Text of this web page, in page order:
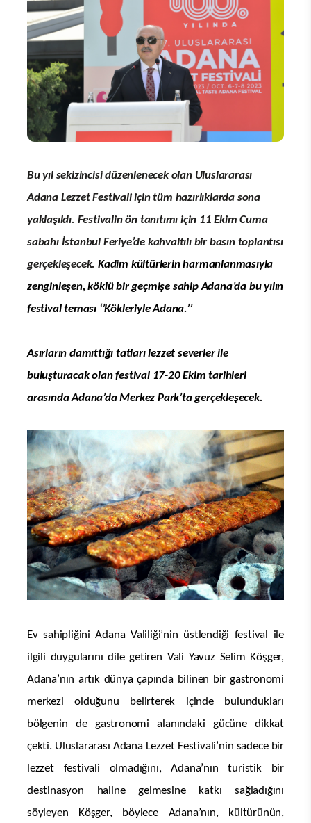
Bu yıl sekizincisi düzenlenecek olan Uluslararası
Adana Lezzet Festivali için tüm hazırlıklarda sona
yaklaşıldı. Festivalin ön tanıtımı için 11 Ekim Cuma
sabahı İstanbul Feriye’de kahvaltılı bir basın toplantısı
gerçekleşecek.Kadim kültürlerin harmanlanmasıyla
zenginleşen, köklü bir geçmişe sahip Adana’da bu yılın
festival teması ‘’Kökleriyle Adana.’’
Asırların damıttığı tatları lezzet severler ile
buluşturacak olan festival 17-20 Ekim tarihleri
arasında Adana’da Merkez Park’ta gerçekleşecek.
Ev sahipliğini Adana Valiliği’nin üstlendiği festival ile
ilgili duygularını dile getiren Vali Yavuz Selim Köşger,
Adana’nın artık dünya çapında bilinen bir gastronomi
merkezi olduğunu belirterek içinde bulundukları
bölgenin de gastronomi alanındaki gücüne dikkat
çekti. Uluslararası Adana Lezzet Festivali’nin sadece bir
lezzet festivali olmadığını, Adana’nın turistik bir
destinasyon haline gelmesine katkı sağladığını
söyleyen Köşger, böylece Adana’nın, kültürünün,